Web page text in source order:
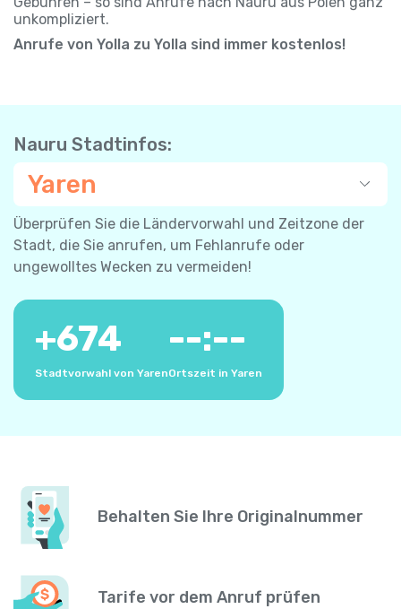
unkompliziert.
Anrufe von Yolla zu Yolla sind immer kostenlos!
Nauru Stadtinfos:
Yaren
Überprüfen Sie die Ländervorwahl und Zeitzone der
Stadt, die Sie anrufen, um Fehlanrufe oder
ungewolltes Wecken zu vermeiden!
+674
Stadtvorwahl von Yaren
--:--
Ortszeit in Yaren
Behalten Sie Ihre Originalnummer
Tarife vor dem Anruf prüfen